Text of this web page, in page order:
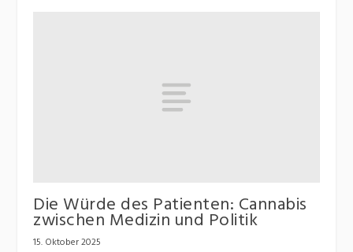
Die Würde des Patienten: Cannabis
zwischen Medizin und Politik
15. Oktober 2025